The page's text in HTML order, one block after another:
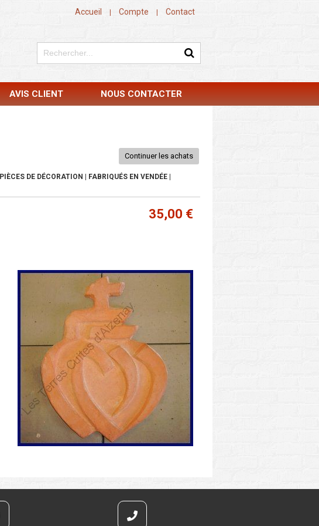
Accueil | Compte | Contact
AVIS CLIENT NOUS CONTACTER
Continuer les achats
PIÈCES DE DÉCORATION | FABRIQUÉS EN VENDÉE |
35,00 €